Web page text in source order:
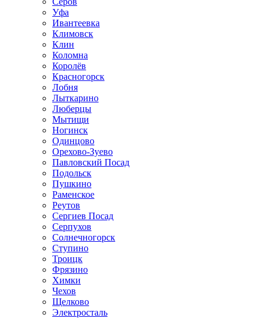
Уфа
Ивантеевка
Климовск
Клин
Коломна
Королёв
Красногорск
Лобня
Лыткарино
Люберцы
Мытищи
Ногинск
Одинцово
Орехово-Зуево
Павловский Посад
Подольск
Пушкино
Раменское
Реутов
Сергиев Посад
Серпухов
Солнечногорск
Ступино
Троицк
Фрязино
Химки
Чехов
Щелково
Электросталь